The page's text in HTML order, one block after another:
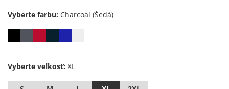
Vyberte farbu:
Vyberte veľkosť: